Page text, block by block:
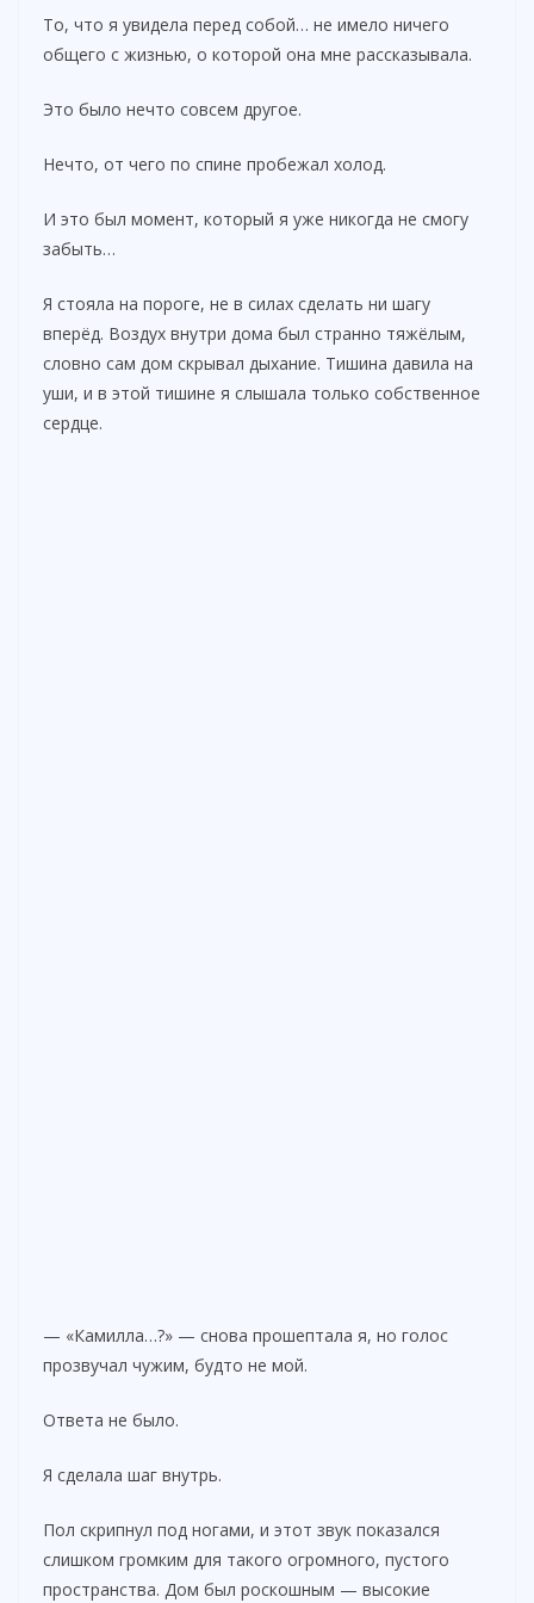
d
e
o
То, что я увидела перед собой… не имело ничего
общего с жизнью, о которой она мне рассказывала.
Это было нечто совсем другое.
Нечто, от чего по спине пробежал холод.
И это был момент, который я уже никогда не смогу
забыть…
Я стояла на пороге, не в силах сделать ни шагу
вперёд. Воздух внутри дома был странно тяжёлым,
словно сам дом скрывал дыхание. Тишина давила на
уши, и в этой тишине я слышала только собственное
сердце.
— «Камилла…?» — снова прошептала я, но голос
прозвучал чужим, будто не мой.
Ответа не было.
Я сделала шаг внутрь.
Пол скрипнул под ногами, и этот звук показался
слишком громким для такого огромного, пустого
пространства. Дом был роскошным — высокие